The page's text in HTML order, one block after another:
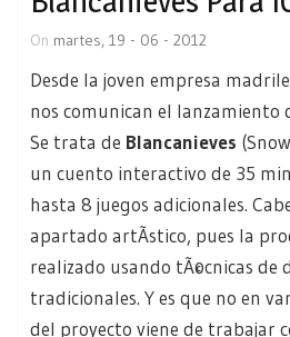
On martes, 19 - 06 - 2012
Desde la joven empresa
nos comunican el lanzamiento
Se trata de Blancanieves
un cuento interactivo de 35
hasta 8 juegos adicionales.
apartado artÃ­stico, pues la
realizado usando tÃ©cnicas de
tradicionales. Y es que no en
del proyecto viene de trabajar